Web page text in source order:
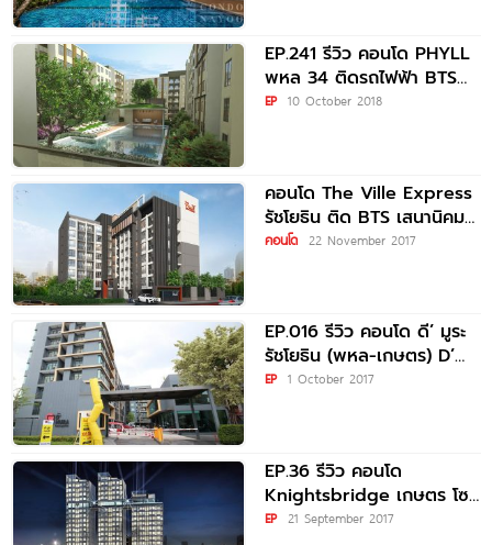
EP.241 รีวิว คอนโด PHYLL
พหล 34 ติดรถไฟฟ้า BTS
เสนานิคม
EP 10 October 2018
คอนโด The Ville Express
รัชโยธิน ติด BTS เสนานิคม
80 เมตร
คอนโด 22 November 2017
EP.016 รีวิว คอนโด ดี’ มูระ
รัชโยธิน (พหล-เกษตร) D’
Mura Ratchayothin
EP 1 October 2017
EP.36 รีวิว คอนโด
Knightsbridge เกษตร โซ
ไซตี้ เพียง 40 เมตร จาก
EP 21 September 2017